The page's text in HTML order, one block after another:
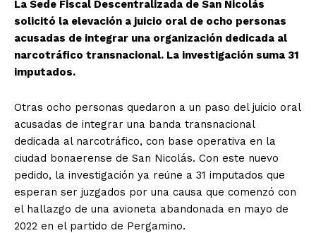
La Sede Fiscal Descentralizada de San Nicolás
solicitó la elevación a juicio oral de ocho personas
acusadas de integrar una organización dedicada al
narcotráfico transnacional. La investigación suma 31
imputados.
Otras ocho personas quedaron a un paso del juicio oral
acusadas de integrar una banda transnacional
dedicada al narcotráfico, con base operativa en la
ciudad bonaerense de San Nicolás. Con este nuevo
pedido, la investigación ya reúne a 31 imputados que
esperan ser juzgados por una causa que comenzó con
el hallazgo de una avioneta abandonada en mayo de
2022 en el partido de Pergamino.